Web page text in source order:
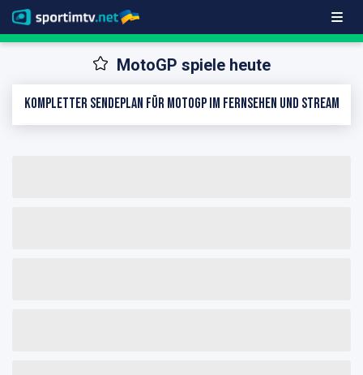
MotoGP spiele heute
Kompletter Sendeplan für MotoGP im Fernsehen und Stream